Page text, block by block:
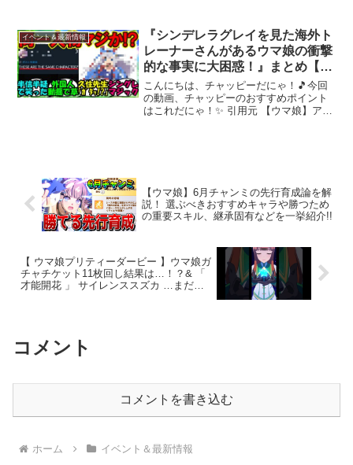
ドンナ固有スキル&優勝演出【ウマ娘】カ
ルストンライトオ ...
イベント＆最新情報
『シンデレラグレイを見た海外ト
レーナーさんがあるウマ娘の衝撃
的な事実に大困惑！』まとめ【ウ
マ娘プリティーダービー】
こんにちは、チャッピーだにゃ！🎵今回
の動画、チャッピーのおすすめポイント
はこれだにゃ！✨ 引用元 【ウマ娘】アプ
【ウマ娘】6月チャンミの先行育成論を解
説！ 選ぶべきおすすめキャラや勝つため
の重要スキル、継承固有などを一挙紹介!!
【 ウマ娘プリティーダービー 】ウマ娘ガ
チャチケット11枚回し結果は…！？& 「
才能開花 」 サイレンススズカ …まだ伸
コメント
コメントを書き込む
ホーム イベント＆最新情報